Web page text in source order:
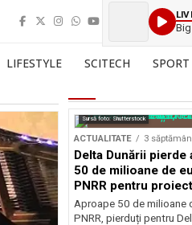
LIFESTYLE SCITECH SPORT
Sursă foto: Shutterstock
ACTUALITATE 3
Delta Dunării pierde
50 de milioane de
PNRR pentru
esențiale
Aproape 50 de milioane
PNRR, pierduți pentru